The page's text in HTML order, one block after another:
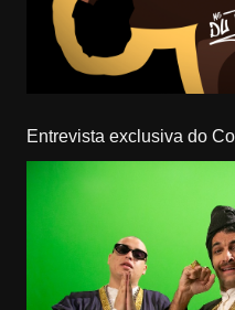
Entrevista exclusiva do